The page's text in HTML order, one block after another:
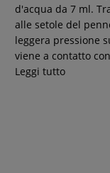
d'acqua da 7 ml.
alle setole del
leggera pressione
viene a contatto
Leggi tutto